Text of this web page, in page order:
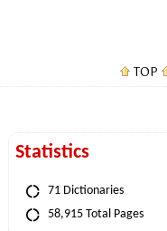
TOP
Statistics
71 Dictionaries
58,915 Total Pages